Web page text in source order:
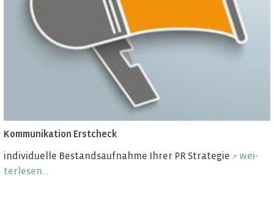
Kom­mu­ni­ka­ti­on Erst­check
in­di­vi­du­el­le Be­stands­auf­nah­me Ihrer PR Stra­te­gie
wei­
ter­le­sen…